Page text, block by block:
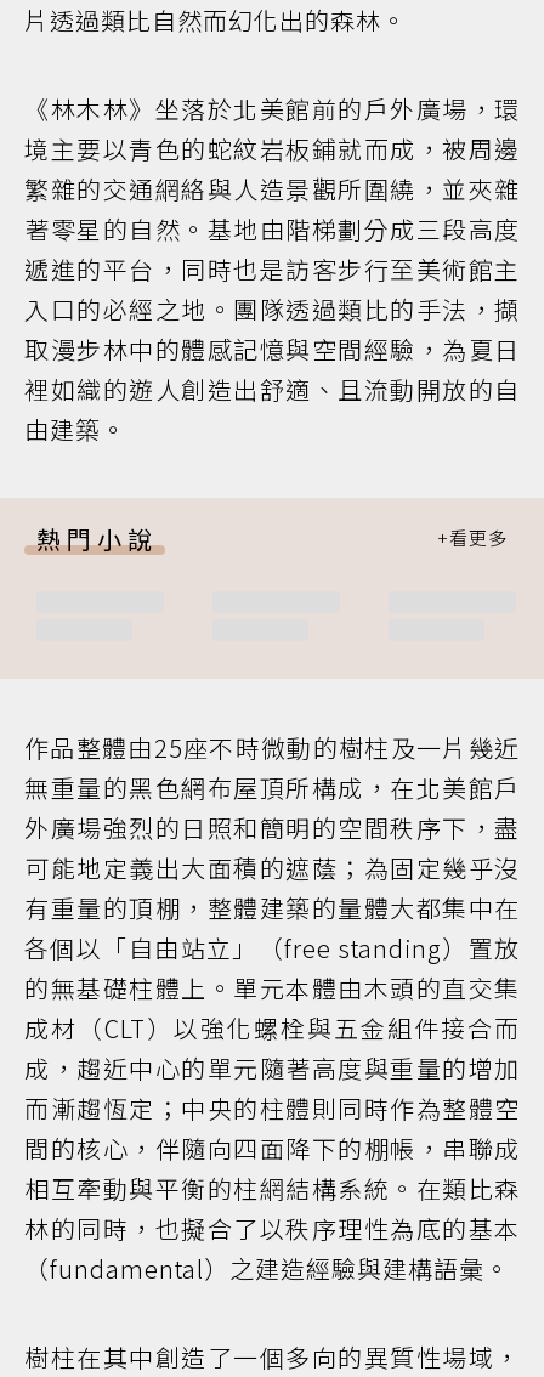
片透過類比自然而幻化出的森林。
《林木林》坐落於北美館前的戶外廣場，環
境主要以青色的蛇紋岩板鋪就而成，被周邊
繁雜的交通網絡與人造景觀所圍繞，並夾雜
著零星的自然。基地由階梯劃分成三段高度
遞進的平台，同時也是訪客步行至美術館主
入口的必經之地。團隊透過類比的手法，擷
取漫步林中的體感記憶與空間經驗，為夏日
裡如織的遊人創造出舒適、且流動開放的自
由建築。
熱門小說
作品整體由25座不時微動的樹柱及一片幾近
無重量的黑色網布屋頂所構成，在北美館戶
外廣場強烈的日照和簡明的空間秩序下，盡
可能地定義出大面積的遮蔭；為固定幾乎沒
有重量的頂棚，整體建築的量體大都集中在
各個以「自由站立」（free standing）置放
的無基礎柱體上。單元本體由木頭的直交集
成材（CLT）以強化螺栓與五金組件接合而
成，趨近中心的單元隨著高度與重量的增加
而漸趨恆定；中央的柱體則同時作為整體空
間的核心，伴隨向四面降下的棚帳，串聯成
相互牽動與平衡的柱網結構系統。在類比森
林的同時，也擬合了以秩序理性為底的基本
（fundamental）之建造經驗與建構語彙。
樹柱在其中創造了一個多向的異質性場域，